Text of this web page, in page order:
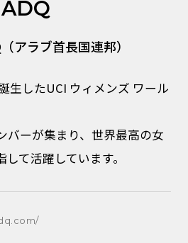
アラブ首長国連邦）
生したUCI ウィメンズ ワール
バーが集まり、世界最高の女
て活躍しています。